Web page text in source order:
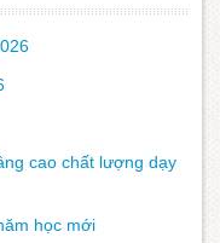
cao chất lượng dạy
học mới